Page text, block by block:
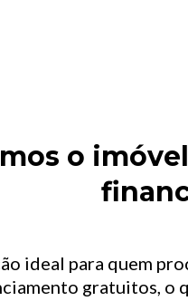
o
ideal para quem
gratuitos, o